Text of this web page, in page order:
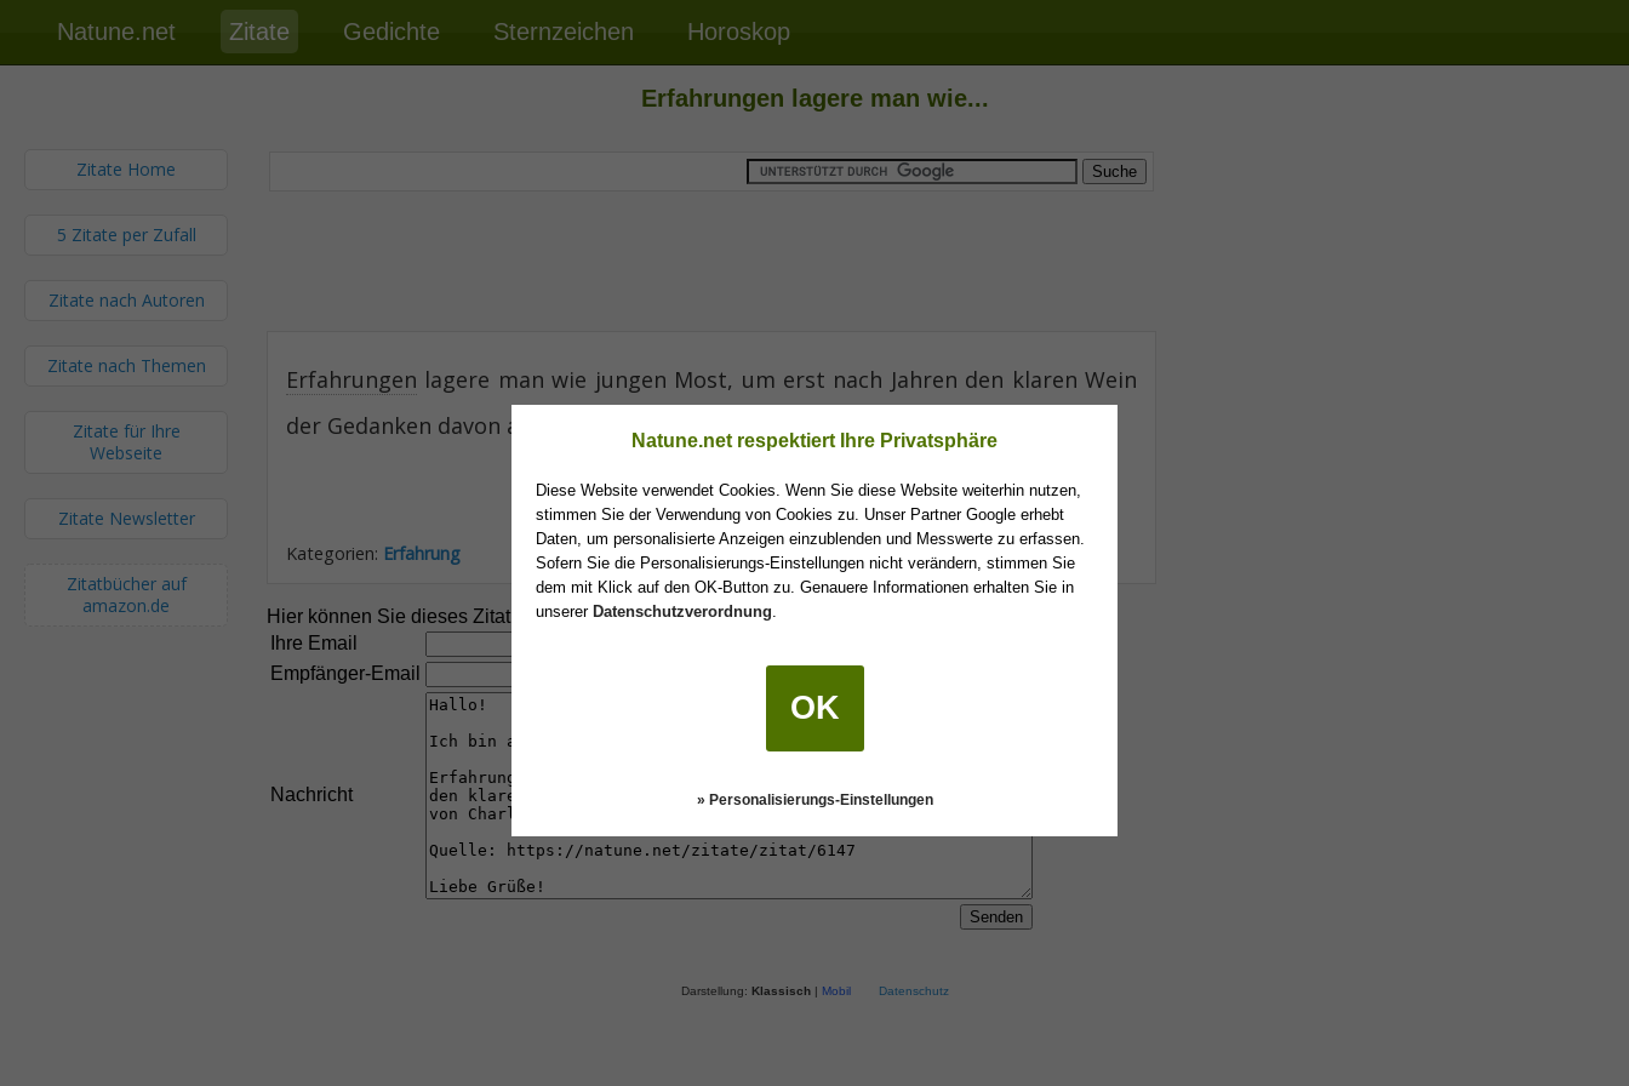
Natune.net Zitate Gedichte Sternzeichen Horoskop
Erfahrungen lagere man wie...
Zitate Home
5 Zitate per Zufall
Zitate nach Autoren
Zitate nach Themen
Zitate für Ihre
Webseite
Zitate Newsletter
Zitatbücher auf
amazon.de
Erfahrungen lagere man wie jungen Most, um erst nach Jahren den klaren Wein
der Gedanken davon abzuzapfen.
Kategorien: Erfahrung
Hier können Sie dieses Zitat an einen Freund oder an sich selbst senden.
Ihre Email
Empfänger-Email
Nachricht
Darstellung: Klassisch| Mobil Datenschutz
Natune.net respektiert Ihre Privatsphäre
Diese Website verwendet Cookies. Wenn Sie diese Website weiterhin nutzen,
stimmen Sie der Verwendung von Cookies zu. Unser Partner Google erhebt
Daten, um personalisierte Anzeigen einzublenden und Messwerte zu erfassen.
Sofern Sie die Personalisierungs-Einstellungen nicht verändern, stimmen Sie
dem mit Klick auf den OK-Button zu. Genauere Informationen erhalten Sie in
unserer Datenschutzverordnung.
OK
» Personalisierungs-Einstellungen